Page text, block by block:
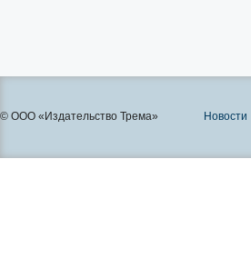
© ООО «Издательство Трема» Новости